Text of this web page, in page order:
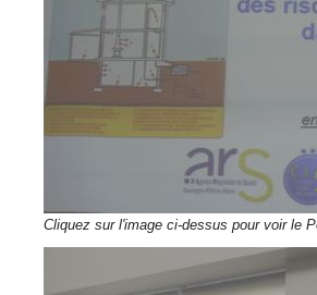
Cliquez sur l'image ci-dessus pour voir le